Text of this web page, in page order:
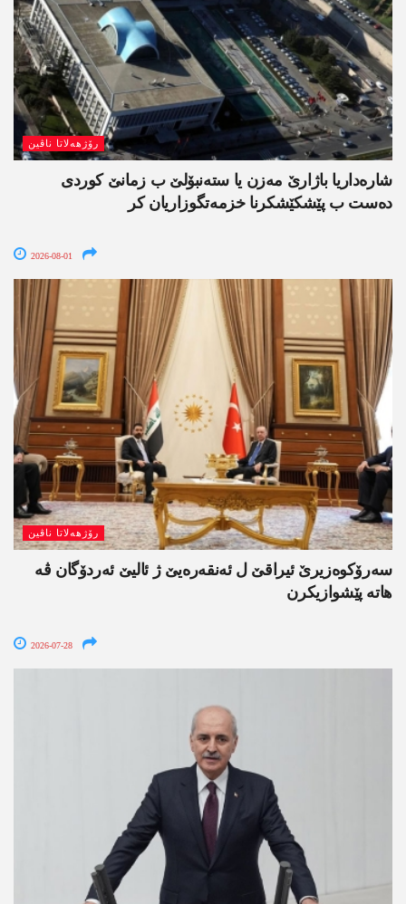
رۆژھەلاتا ناڤین
شارەداریا باژارێ مەزن یا ستەنبۆلێ ب زمانێ کوردی
دەست ب پێشکێشکرنا خزمەتگوزاریان کر
2026-08-01
رۆژھەلاتا ناڤین
سەرۆکوەزیرێ ئیراقێ ل ئەنقەرەیێ ژ ئالیێ ئەردۆگان ڤە
ھاتە پێشوازیکرن
2026-07-28